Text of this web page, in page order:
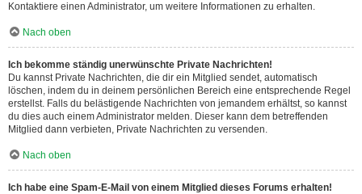
Kontaktiere einen Administrator, um weitere Informationen zu erhalten.
Nach oben
Ich bekomme ständig unerwünschte Private Nachrichten!
Du kannst Private Nachrichten, die dir ein Mitglied sendet, automatisch
löschen, indem du in deinem persönlichen Bereich eine entsprechende Regel
erstellst. Falls du belästigende Nachrichten von jemandem erhältst, so kannst
du dies auch einem Administrator melden. Dieser kann dem betreffenden
Mitglied dann verbieten, Private Nachrichten zu versenden.
Nach oben
Ich habe eine Spam-E-Mail von einem Mitglied dieses Forums erhalten!